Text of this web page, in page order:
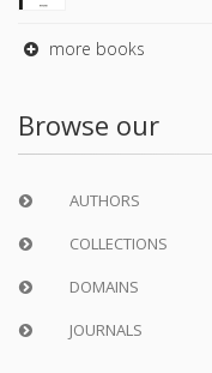
more books
Browse our
AUTHORS
COLLECTIONS
DOMAINS
JOURNALS